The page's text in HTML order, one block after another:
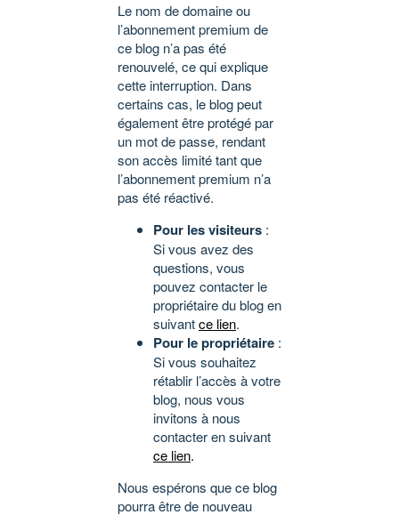
Le nom de domaine ou
l’abonnement premium de
ce blog n’a pas été
renouvelé, ce qui explique
cette interruption. Dans
certains cas, le blog peut
également être protégé par
un mot de passe, rendant
son accès limité tant que
l’abonnement premium n’a
pas été réactivé.
Pour les visiteurs :
Si vous avez des
questions, vous
pouvez contacter le
propriétaire du blog en
suivantce lien.
Pour le propriétaire :
Si vous souhaitez
rétablir l’accès à votre
blog, nous vous
invitons à nous
contacter en suivant
ce lien.
Nous espérons que ce blog
pourra être de nouveau